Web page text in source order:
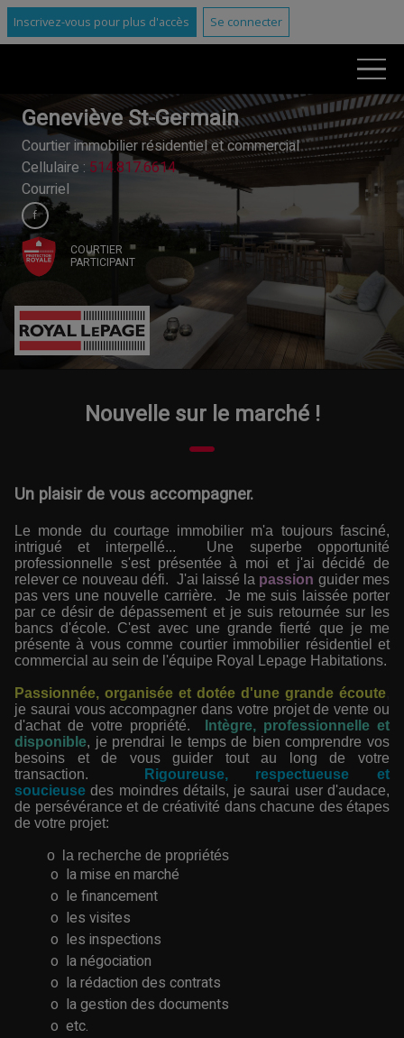
Inscrivez-vous pour plus d'accès Se connecter
Geneviève St-Germain
Courtier immobilier résidentiel et commercial
Cellulaire : 514.817.6614
Courriel
COURTIER
PARTICIPANT
Nouvelle sur le marché !
Un plaisir de vous accompagner.
Le monde du courtage immobilier m'a toujours fasciné,
intrigué et interpellé... Une superbe opportunité
professionnelle s'est présentée à moi et j'ai décidé de
relever ce nouveau défi. J'ai laissé la passion guider mes
pas vers une nouvelle carrière. Je me suis laissée porter
par ce désir de dépassement et je suis retournée sur les
bancs d'école. C'est avec une grande fierté que je me
présente à vous comme courtier immobilier résidentiel et
commercial au sein de l'équipe Royal Lepage Habitations.
Passionnée, organisée et dotée d'une grande écoute
je saurai vous accompagner dans votre projet de vente ou
d'achat de votre propriété.
Intègre, professionnelle et
disponible, je prendrai le temps de bien comprendre vos
besoins et de vous guider tout au long de votre
transaction.
Rigoureuse, respectueuse et
soucieuse des moindres détails, je saurai user d'audace,
de persévérance et de créativité dans chacune des étapes
de votre projet:
o la recherche de propriétés
o la mise en marché
o le financement
o les visites
o les inspections
o la négociation
o la rédaction des contrats
o la gestion des documents
o etc.